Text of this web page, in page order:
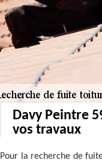
Davy Peintre
vos travaux
Pour la recherche de